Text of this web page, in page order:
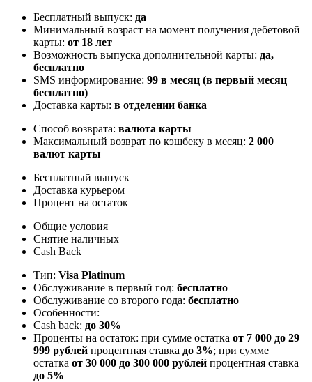
Бесплатный выпуск: да
Минимальный возраст на момент получения дебетовой
карты: от 18 лет
Возможность выпуска дополнительной карты: да,
бесплатно
SMS информирование: 99 в месяц (в первый месяц
бесплатно)
Доставка карты: в отделении банка
Способ возврата: валюта карты
Максимальный возврат по кэшбеку в месяц: 2 000
валют карты
Бесплатный выпуск
Доставка курьером
Процент на остаток
Общие условия
Снятие наличных
Cash Back
Тип: Visa Platinum
Обслуживание в первый год: бесплатно
Обслуживание со второго года: бесплатно
Особенности:
Cash back: до 30%
Проценты на остаток: при сумме остатка от 7 000 до 29
999 рублей процентная ставка до 3%; при сумме
остатка от 30 000 до 300 000 рублей процентная ставка
до 5%